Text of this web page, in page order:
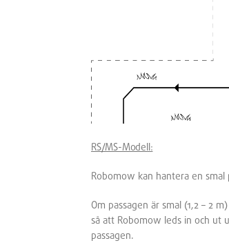
RS/MS-Modell:
Robomow kan hantera en
Om passagen är smal (1,2 – 2
så att Robomow leds in och ut
passagen.